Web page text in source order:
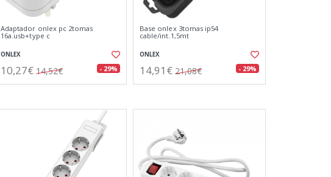
Adaptador onlex pc 2tomas
16a.usb+type c
ONLEX
10,27€ 14,52€ - 29%
Base onlex 3tomas ip54
cable/int.1,5mt
ONLEX
14,91€ 21,08€ - 29%